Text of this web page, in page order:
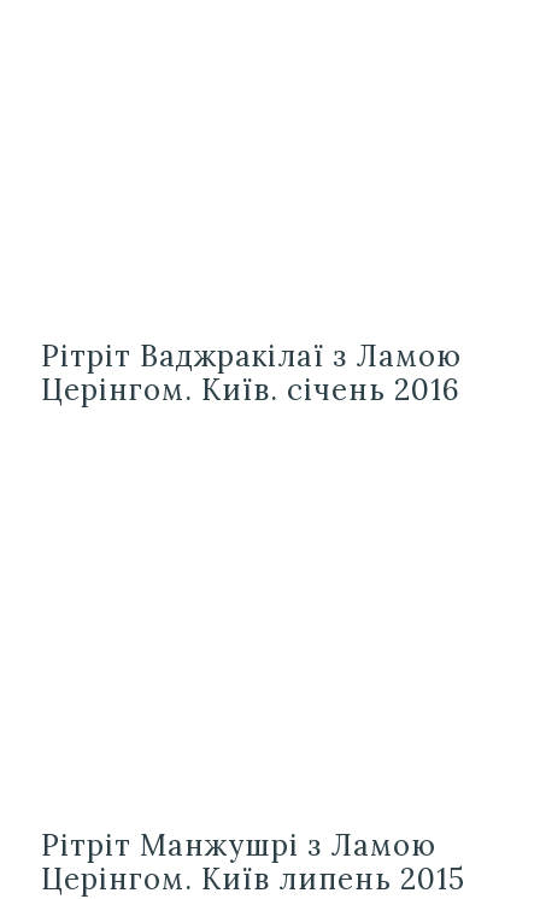
Рітріт Ваджракілаї з Ламою
Церінгом. Київ. січень 2016
Рітріт Манжушрі з Ламою
Церінгом. Київ липень 2015